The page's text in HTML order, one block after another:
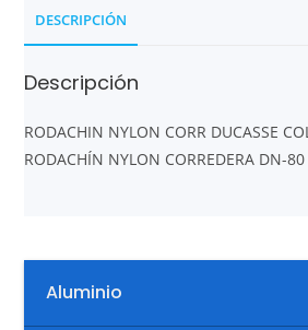
DESCRIPCIÓN
Descripción
RODACHIN NYLON CORR DUCASSE
RODACHÍN NYLON CORREDERA DN-
Aluminio